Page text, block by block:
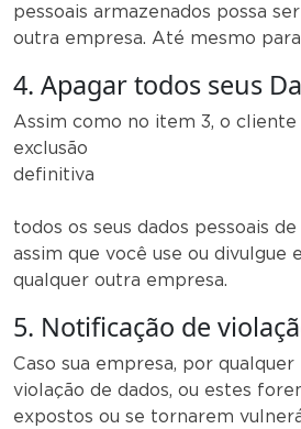
pessoais armazenados possa
outra empresa. Até mesmo
4. Apagar todos seus
Assim como no item 3, o
exclusão
definitiva
todos os seus dados pessoais
assim que você use ou divulgue
qualquer outra empresa.
5. Notificação de
Caso sua empresa, por
violação de dados, ou estes
expostos ou se tornarem